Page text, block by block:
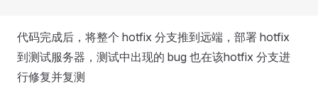
代码完成后，将整个 hotfix 分支推到远端，部署 hotfix
到测试服务器，测试中出现的 bug 也在该hotfix 分支进
行修复并复测